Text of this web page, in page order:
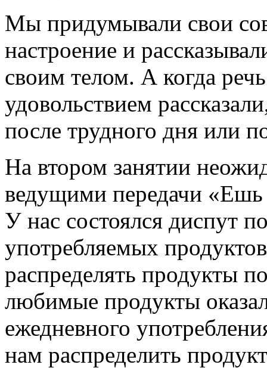
Мы придумывали свои
настроение и
своим телом. А когда
удовольствием
после трудного дня или
На втором занятии
ведущими передачи
У нас состоялся диспут
употребляемых
распределять продукты
любимые продукты
ежедневного
нам распределить